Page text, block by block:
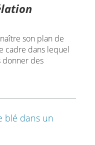
son plan de
cadre dans lequel
donner des